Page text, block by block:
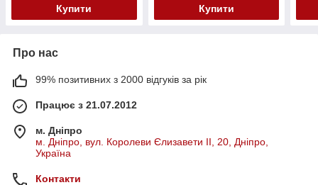
Купити Купити
Про нас
99% позитивних з 2000 відгуків за рік
Працює з 21.07.2012
м. Дніпро
м. Дніпро, вул. Королеви Єлизавети ІІ, 20, Дніпро,
Україна
Контакти